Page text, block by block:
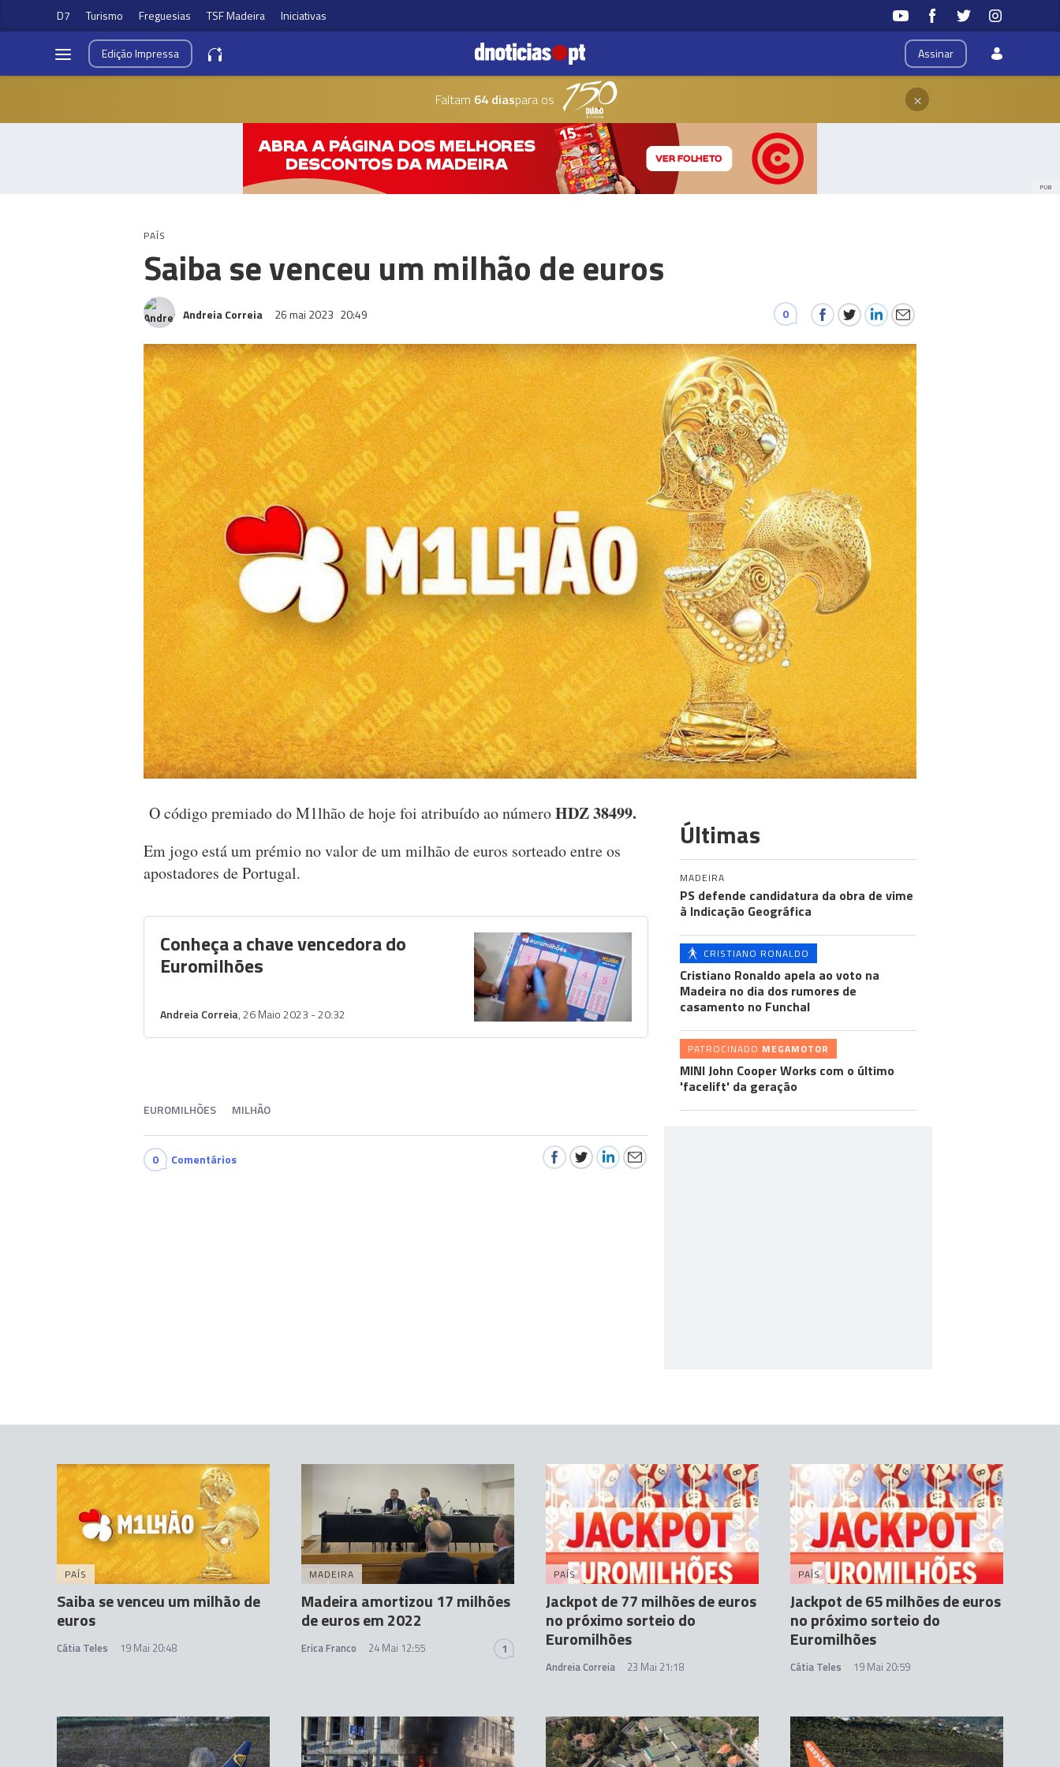
D7 Turismo Freguesias TSF Madeira Iniciativas
Assinar
EdiçãoImpressa
Faltam 64 diaspara os ×
PUB
PAÍS
Saiba se venceu um milhão de euros
Andreia Correia 26 mai 2023 20:49 0
O código premiado do M1lhão de hoje foi atribuído ao númeroHDZ 38499.
Em jogo está um prémio no valor de um milhão de euros sorteado entre os
apostadores de Portugal.
Conheça a chave vencedora do
Euromilhões
Andreia Correia, 26 Maio 2023 - 20:32
EUROMILHÕES MILHÃO
0 Comentários
Últimas
MADEIRA
PS defende candidatura da obra de vime
à Indicação Geográfica
CRISTIANO RONALDO
Cristiano Ronaldo apela ao voto na
Madeira no dia dos rumores de
casamento no Funchal
PATROCINADO MEGAMOTOR
MINI John Cooper Works com o último
'facelift' da geração
PAÍS
Saiba se venceu um milhão de
euros
Cátia Teles 19 Mai 20:48
MADEIRA
Madeira amortizou 17 milhões
de euros em 2022
Erica Franco 24 Mai 12:55 1
PAÍS
Jackpot de 77 milhões de euros
no próximo sorteio do
Euromilhões
Andreia Correia 23 Mai 21:18
PAÍS
Jackpot de 65 milhões de euros
no próximo sorteio do
Euromilhões
Cátia Teles 19 Mai 20:59